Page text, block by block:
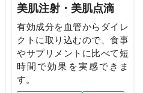
美肌注射・美肌点滴
有効成分を血管からダイレ
クトに取り込むので、食事
やサプリメントに比べて短
時間で効果を実感できま
す。